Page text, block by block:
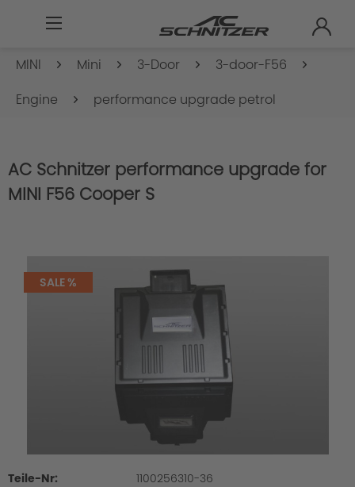
MINI Mini 3-Door
3-door-F56
Engine
performance upgrade petrol
AC Schnitzer performance upgrade for
MINI F56 Cooper S
SALE %
Teile-Nr: 1100256310-36